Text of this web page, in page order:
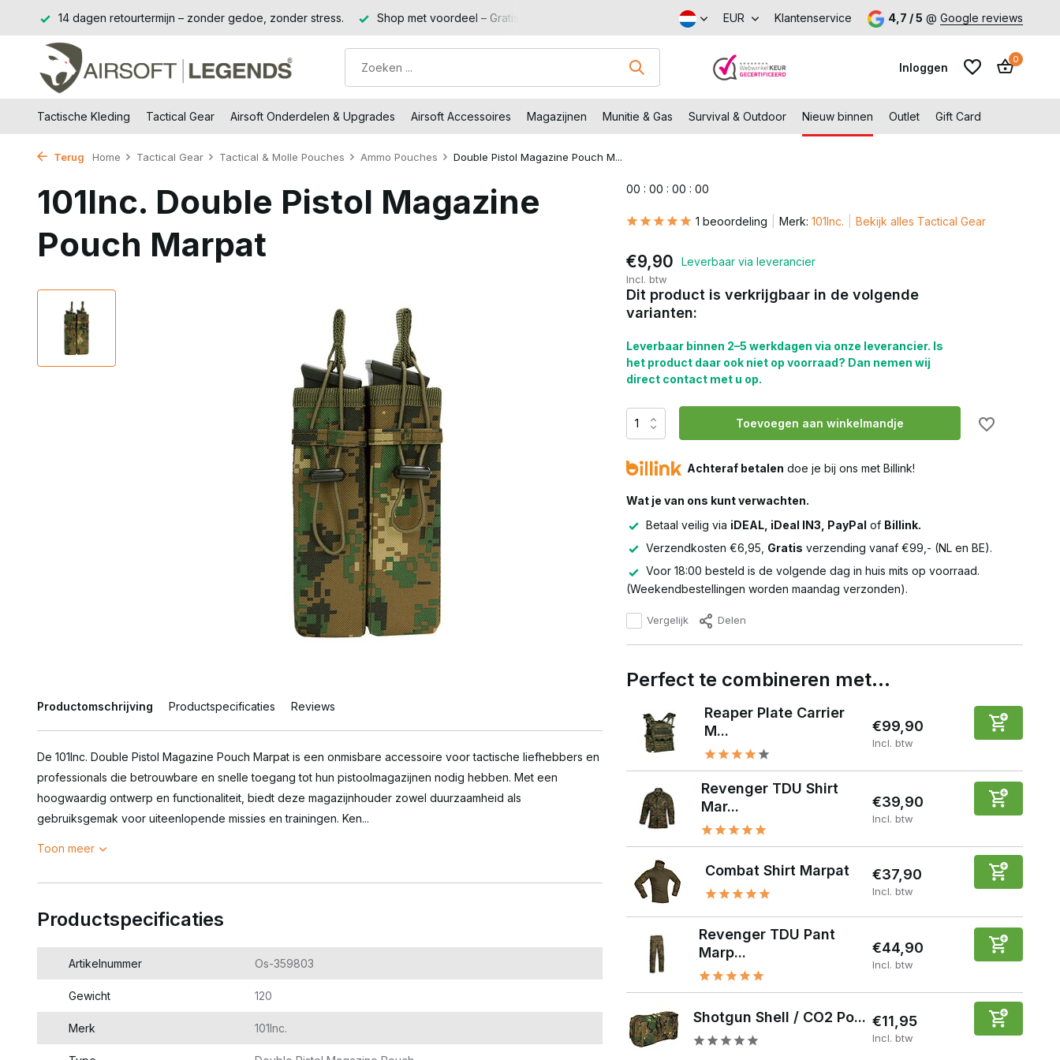
14 dagen retourtermijn – zonder gedoe, zonder stress. Shop met voordeel – Gratis verzending vanaf €99,- Bezoek onze fysieke winkel in Capelle aan den IJssel
EUR Klantenservice 4,7 / 5 @ Google reviews
Inloggen
0
Tactische Kleding Tactical Gear Airsoft Onderdelen & Upgrades Airsoft Accessoires Magazijnen Munitie & Gas Survival & Outdoor Nieuw binnen Outlet Gift Card
Terug Home Tactical Gear Tactical & Molle Pouches Ammo Pouches Double Pistol Magazine Pouch M...
101Inc. Double Pistol Magazine
Pouch Marpat
Productomschrijving Productspecificaties Reviews
De 101Inc. Double Pistol Magazine Pouch Marpat is een onmisbare accessoire voor tactische liefhebbers en
professionals die betrouwbare en snelle toegang tot hun pistoolmagazijnen nodig hebben. Met een
hoogwaardig ontwerp en functionaliteit, biedt deze magazijnhouder zowel duurzaamheid als
gebruiksgemak voor uiteenlopende missies en trainingen. Ken...
Toon meer
Productspecificaties
Artikelnummer Os-359803
Gewicht 120
Merk 101Inc.
00 : 00 : 00 : 00
1 beoordeling Merk: 101Inc. Bekijk alles Tactical Gear
€9,90 Leverbaar via leverancier
Incl. btw
Dit product is verkrijgbaar in de volgende
varianten:
Leverbaar binnen 2–5 werkdagen via onze leverancier. Is
het product daar ook niet op voorraad? Dan nemen wij
direct contact met u op.
Toevoegen aan winkelmandje
Achteraf betalen doe je bij ons met Billink!
Wat je van ons kunt verwachten.
Betaal veilig via iDEAL, iDeal IN3, PayPal of Billink.
Verzendkosten €6,95, Gratis verzending vanaf €99,- (NL en BE).
Voor 18:00 besteld is de volgende dag in huis mits op voorraad.
(Weekendbestellingen worden maandag verzonden).
Vergelijk Delen
Perfect te combineren met…
Reaper Plate Carrier
M...
€99,90
Incl. btw
Revenger TDU Shirt
Mar...
€39,90
Incl. btw
Combat Shirt Marpat €37,90
Incl. btw
Revenger TDU Pant
Marp...
€44,90
Incl. btw
Shotgun Shell / CO2 Po... €11,95
Incl. btw